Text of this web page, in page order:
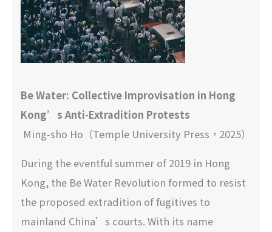
Be Water: Collective Improvisation in Hong
Kong’s Anti-Extradition Protests
Ming-sho Ho（Temple University Press，2025）
During the eventful summer of 2019 in Hong
Kong, the Be Water Revolution formed to resist
the proposed extradition of fugitives to
mainland China’s courts. With its name